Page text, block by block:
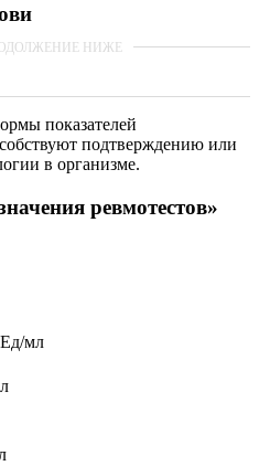
показателей
подтверждению или
в организме.
ревмотестов»
мл